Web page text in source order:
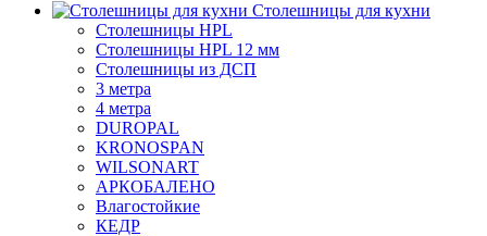
Столешницы для кухни
Столешницы HPL
Столешницы HPL 12 мм
Столешницы из ДСП
3 метра
4 метра
DUROPAL
KRONOSPAN
WILSONART
АРКОБАЛЕНО
лагостойкие
КЕДР